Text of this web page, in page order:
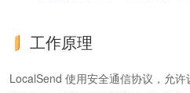
工作原理
LocalSend 使用安全通信协议，允许